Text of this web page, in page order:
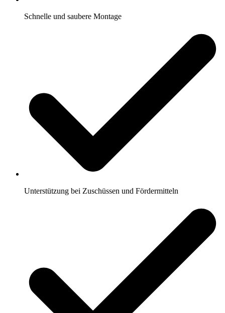
Schnelle und saubere Montage
Unterstützung bei Zuschüssen und Fördermitteln